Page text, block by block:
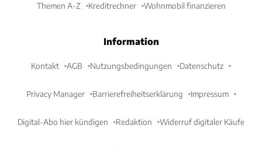
Themen A-Z Kreditrechner Wohnmobil finanzieren
Information
Kontakt AGB Nutzungsbedingungen Datenschutz
Privacy Manager Barrierefreiheitserklärung Impressum
Digital-Abo hier kündigen Redaktion Widerruf digitaler Käufe